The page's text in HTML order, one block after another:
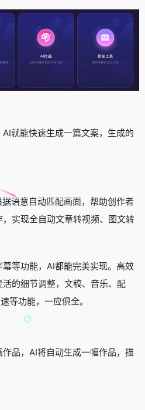
就能快速生成一篇文案，生成的
语意自动匹配画面，帮助创作者
实现全自动文章转视频、图文转
等功能，AI都能完美实现。高效
的细节调整，文稿、音乐、配
等功能，一应俱全。
品，AI将自动生成一幅作品，描